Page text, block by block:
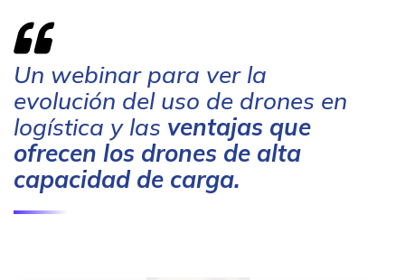
Un webinar para ver la
evolución del uso de drones en
logística y las ventajas que
ofrecen los drones de alta
capacidad de carga.